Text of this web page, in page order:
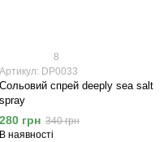
8
Артикул: DP0033
Сольовий спрей deeply sea salt
spray
280 грн 340 грн
В наявності